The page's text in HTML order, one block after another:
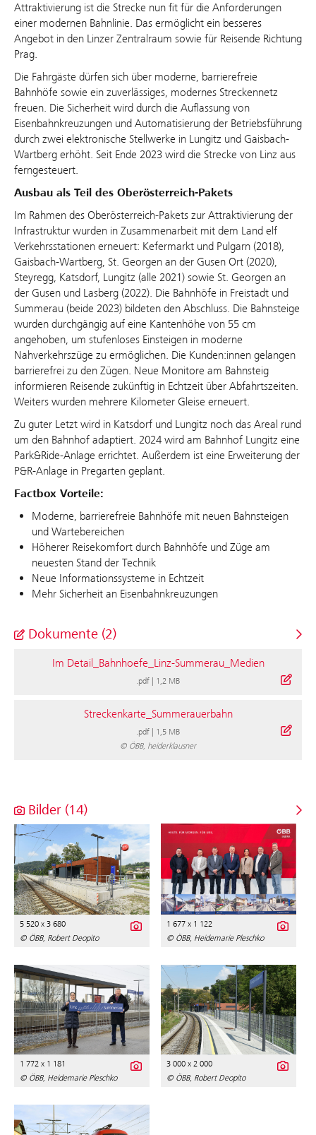
Attraktivierung ist die Strecke nun fit für die Anforderungen
einer modernen Bahnlinie. Das ermöglicht ein besseres
Angebot in den Linzer Zentralraum sowie für Reisende Richtung
Prag.
Die Fahrgäste dürfen sich über moderne, barrierefreie
Bahnhöfe sowie ein zuverlässiges, modernes Streckennetz
freuen. Die Sicherheit wird durch die Auflassung von
Eisenbahnkreuzungen und Automatisierung der Betriebsführung
durch zwei elektronische Stellwerke in Lungitz und Gaisbach-
Wartberg erhöht. Seit Ende 2023 wird die Strecke von Linz aus
ferngesteuert.
Ausbau als Teil des Oberösterreich-Pakets
Im Rahmen des Oberösterreich-Pakets zur Attraktivierung der
Infrastruktur wurden in Zusammenarbeit mit dem Land elf
Verkehrsstationen erneuert: Kefermarkt und Pulgarn (2018),
Gaisbach-Wartberg, St. Georgen an der Gusen Ort (2020),
Steyregg, Katsdorf, Lungitz (alle 2021) sowie St. Georgen an
der Gusen und Lasberg (2022). Die Bahnhöfe in Freistadt und
Summerau (beide 2023) bildeten den Abschluss. Die Bahnsteige
wurden durchgängig auf eine Kantenhöhe von 55 cm
angehoben, um stufenloses Einsteigen in moderne
Nahverkehrszüge zu ermöglichen. Die Kunden:innen gelangen
barrierefrei zu den Zügen. Neue Monitore am Bahnsteig
informieren Reisende zukünftig in Echtzeit über Abfahrtszeiten.
Weiters wurden mehrere Kilometer Gleise erneuert.
Zu guter Letzt wird in Katsdorf und Lungitz noch das Areal rund
um den Bahnhof adaptiert. 2024 wird am Bahnhof Lungitz eine
Park&Ride-Anlage errichtet. Außerdem ist eine Erweiterung der
P&R-Anlage in Pregarten geplant.
Factbox Vorteile:
Moderne, barrierefreie Bahnhöfe mit neuen Bahnsteigen
und Wartebereichen
Höherer Reisekomfort durch Bahnhöfe und Züge am
neuesten Stand der Technik
Neue Informationssysteme in Echtzeit
Mehr Sicherheit an Eisenbahnkreuzungen
Dokumente (2)
Im Detail_Bahnhoefe_Linz-Summerau_Medien
.pdf 1,2 MB
Streckenkarte_Summerauerbahn
.pdf
1,5 MB
© ÖBB, heiderklausner
Bilder (14)
5 520 x 3 680
© ÖBB, Robert Deopito
1 677 x 1 122
© ÖBB, Heidemarie Pleschko
1 772 x 1 181
© ÖBB, Heidemarie Pleschko
3 000 x 2 000
© ÖBB, Robert Deopito